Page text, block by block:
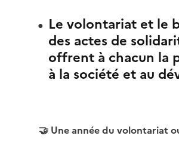
Le volontariat et le
des actes de
offrent à chacun la
à la société et au
🤝 Une année du volontariat